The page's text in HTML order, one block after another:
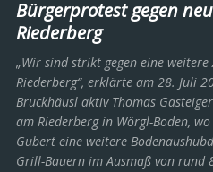
Bürgerprotest gegen
Riederberg
„Wir sind strikt gegen eine
Riederberg“, erklärte am 28. Juli
Bruckhäusl aktiv Thomas
am Riederberg in Wörgl-Boden,
Gubert eine weitere
Grill-Bauern im Ausmaß von rund